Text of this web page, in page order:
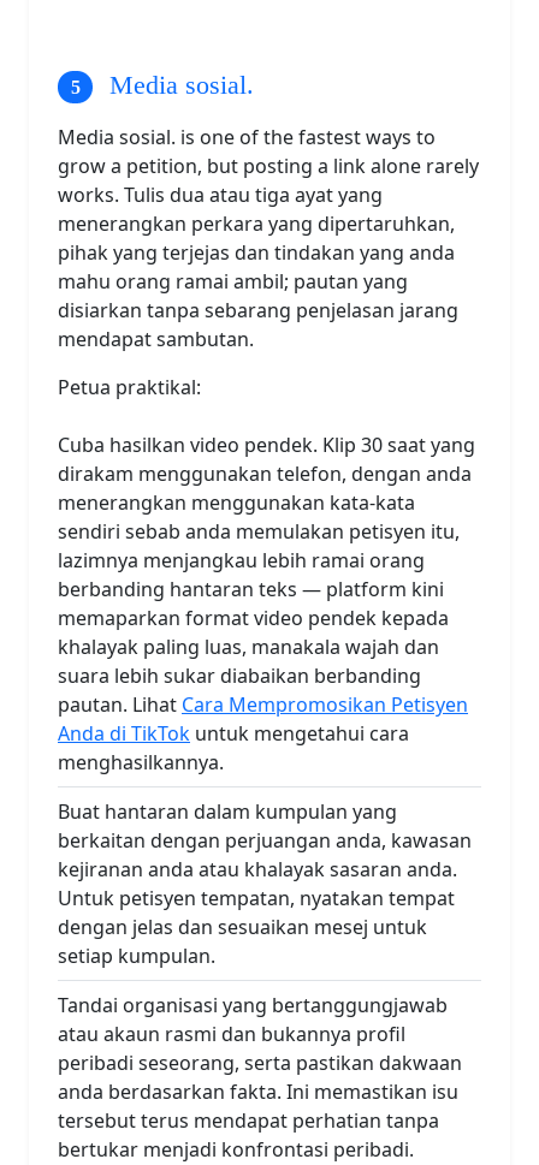
Media sosial.
Media sosial. is one of the fastest ways to
grow a petition, but posting a link alone rarely
works. Tulis dua atau tiga ayat yang
menerangkan perkara yang dipertaruhkan,
pihak yang terjejas dan tindakan yang anda
mahu orang ramai ambil; pautan yang
disiarkan tanpa sebarang penjelasan jarang
mendapat sambutan.
Petua praktikal:
Cuba hasilkan video pendek. Klip 30 saat yang
dirakam menggunakan telefon, dengan anda
menerangkan menggunakan kata-kata
sendiri sebab anda memulakan petisyen itu,
lazimnya menjangkau lebih ramai orang
berbanding hantaran teks — platform kini
memaparkan format video pendek kepada
khalayak paling luas, manakala wajah dan
suara lebih sukar diabaikan berbanding
pautan. Lihat Cara Mempromosikan Petisyen
Anda di TikTok untuk mengetahui cara
menghasilkannya.
Buat hantaran dalam kumpulan yang
berkaitan dengan perjuangan anda, kawasan
kejiranan anda atau khalayak sasaran anda.
Untuk petisyen tempatan, nyatakan tempat
dengan jelas dan sesuaikan mesej untuk
setiap kumpulan.
Tandai organisasi yang bertanggungjawab
atau akaun rasmi dan bukannya profil
peribadi seseorang, serta pastikan dakwaan
anda berdasarkan fakta. Ini memastikan isu
tersebut terus mendapat perhatian tanpa
bertukar menjadi konfrontasi peribadi.